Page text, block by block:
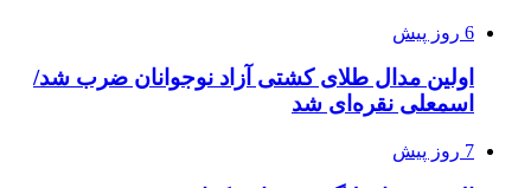
6 روز پیش
اولین مدال طلای کشتی آزاد نوجوانان ضرب شد/
اسمعلی نقره‌ای شد
7 روز پیش